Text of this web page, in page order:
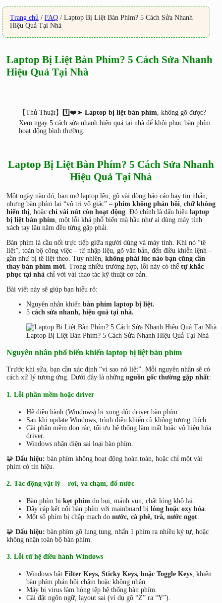
Trang chủ / FAQ / Laptop Bị Liệt Bàn Phím? 5 Cách Sửa Nhanh
Hiệu Quả Tại Nhà
Laptop Bị Liệt Bàn Phím? 5 Cách Sửa Nhanh
Hiệu Quả Tại Nhà
【Thủ Thuật】1️⃣❤️➤ Laptop bị liệt bàn phím , không gõ được?
Xem ngay 5 cách sửa nhanh hiệu quả tại nhà để khôi phục bàn phím
hoạt động bình thường.
Laptop Bị Liệt Bàn Phím? 5 Cách Sửa Nhanh
Hiệu Quả Tại Nhà
Một ngày nào đó, bạn mở laptop lên, gõ vài dòng báo cáo hay tin nhắn,
nhưng bàn phím lại “vô tri vô giác” – phím không phản hồi chữ không
hiển thị , hoặc chỉ vài nút còn hoạt động . Đó chính là dấu hiệu laptop
bị liệt bàn phím , một lỗi khá phổ biến mà hầu như ai dùng máy tính
xách tay lâu năm đều từng gặp phải.
Bàn phím là cầu nối trực tiếp giữa người dùng và máy tính. Khi nó “tê
liệt”, toàn bộ công việc – từ nhập liệu, gõ văn bản, đến điều khiển lệnh –
gần như bị tê liệt theo. Tuy nhiên, không phải lúc nào bạn cũng cần
thay bàn phím mới . Trong nhiều trường hợp, lỗi này có thể tự khắc
phục tại nhà chỉ với vài thao tác kỹ thuật cơ bản.
Bài viết này sẽ giúp bạn hiểu rõ:
Nguyên nhân khiến bàn phím laptop bị liệt.
5 cách sửa nhanh, hiệu quả tại nhà.
Laptop Bị Liệt Bàn Phím? 5 Cách Sửa Nhanh Hiệu Quả Tại Nhà
Nguyên nhân phổ biến khiến laptop bị liệt bàn phím
Trước khi sửa, bạn cần xác định “vì sao nó liệt”. Mỗi nguyên nhân sẽ có
cách xử lý tương ứng. Dưới đây là những nguồn gốc thường gặp nhất:
1. Lỗi phần mềm hoặc driver
Hệ điều hành (Windows) bị xung đột driver bàn phím.
Sau khi update Windows, trình điều khiển cũ không tương thích.
Cài phần mềm dọn rác, tối ưu hệ thống làm mất hoặc vô hiệu hóa
driver.
Windows nhận diện sai loại bàn phím.
🧩 Dấu hiệu: bàn phím không hoạt động hoàn toàn, hoặc chỉ một vài
phím có tín hiệu.
2. Tác động vật lý – rơi, va chạm, đổ nước
Bàn phím bị kẹt phím do bụi, mảnh vụn, chất lỏng khô lại.
Dây cáp kết nối bàn phím với mainboard bị lỏng hoặc oxy hóa
Một số phím bị chập mạch do nước, cà phê, trà, nước ngọt
🧩 Dấu hiệu: bàn phím gõ lung tung, nhấn 1 phím ra nhiều ký tự, hoặc
không nhận toàn bộ bàn phím.
3. Lỗi từ hệ điều hành Windows
Windows bật Filter Keys, Sticky Keys, hoặc Toggle Keys, khiến
bàn phím phản hồi chậm hoặc không nhận.
Máy bị virus làm hỏng tệp hệ thống bàn phím.
Cài đặt ngôn ngữ, layout sai (ví dụ gõ “Z” ra “Y”).